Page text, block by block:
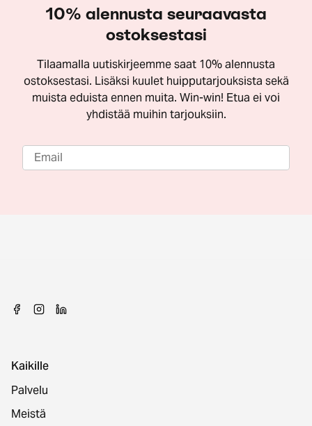
10% alennusta seuraavasta
ostoksestasi
Tilaamalla uutiskirjeemme saat 10% alennusta
ostoksestasi. Lisäksi kuulet huipputarjouksista sekä
muista eduista ennen muita. Win-win! Etua ei voi
yhdistää muihin tarjouksiin.
Kaikille
Palvelu
Meistä